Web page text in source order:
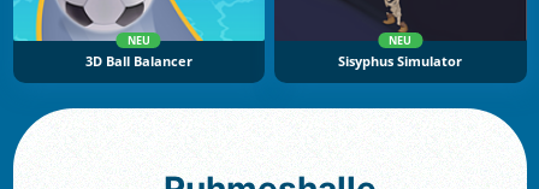
NEU
3D Ball Balancer
NEU
Sisyphus Simulator